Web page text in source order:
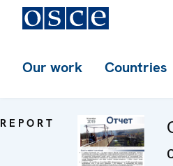
Our work Countries
REPORT